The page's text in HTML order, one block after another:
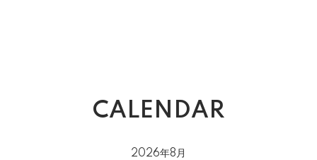
CALENDAR
2026年8月